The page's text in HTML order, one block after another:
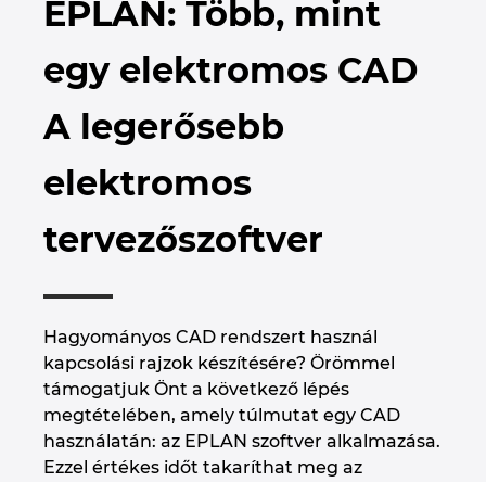
EPLAN: Több, mint
egy elektromos CAD
A legerősebb
elektromos
tervezőszoftver
Hagyományos CAD rendszert használ
kapcsolási rajzok készítésére? Örömmel
támogatjuk Önt a következő lépés
megtételében, amely túlmutat egy CAD
használatán: az EPLAN szoftver alkalmazása.
Ezzel értékes időt takaríthat meg az
Felhasználói beszámolók
EPLAN Data Portal
EPLAN Education Oktatótermi verzió
EPLAN Együttműködési alkalmazások
Telephelyek
Brunei
Bulgaria
Canada
Chile
China
Colombia
Croatia
Czech Republic